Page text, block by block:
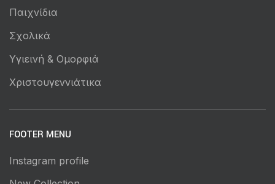
Παιχνίδια
Σχολικά
Υγιεινή & Ομορφιά
Χριστουγεννιάτικα
FOOTER MENU
Instagram profile